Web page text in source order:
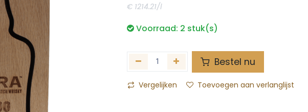
€ 1214.21/l
Voorraad: 2 stuk(s)
Bestel nu
Vergelijken Toevoegen aan verlanglijst